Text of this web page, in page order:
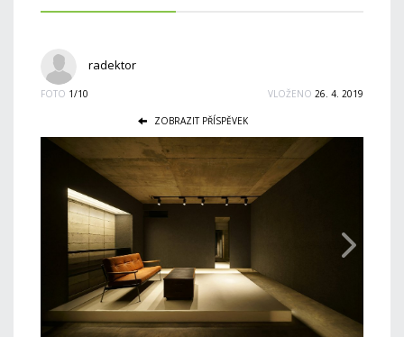
radektor
FOTO 1/10 VLOŽENO 26. 4. 2019
ZOBRAZIT PŘÍSPĚVEK